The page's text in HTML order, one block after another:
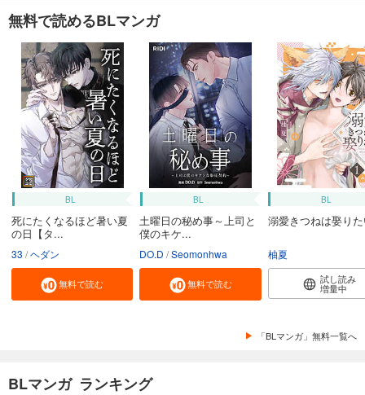
無料で読めるBLマンガ
BL
死にたくなるほど暑い夏
の日【タ...
33 ヘダン
無料で読む
BL
土曜日の秘め事～上司と
僕のキケ...
DO.D Seomonhwa
無料で読む
BL
溺愛きつねは娶り
柚夏
試し読み
増量中
「BLマンガ」無料一覧へ
BLマンガ ランキング